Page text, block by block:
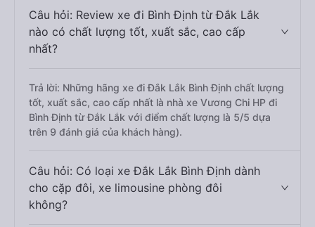
Câu hỏi: Review xe đi Bình Định từ Đắk Lắk
nào có chất lượng tốt, xuất sắc, cao cấp
nhất?
Trả lời: Những hãng xe đi Đắk Lắk Bình Định chất lượng
tốt, xuất sắc, cao cấp nhất là nhà xe Vương Chi HP đi
Bình Định từ Đắk Lắk với điểm chất lượng là 5/5 dựa
trên 9 đánh giá của khách hàng).
Câu hỏi: Có loại xe Đắk Lắk Bình Định dành
cho cặp đôi, xe limousine phòng đôi
không?